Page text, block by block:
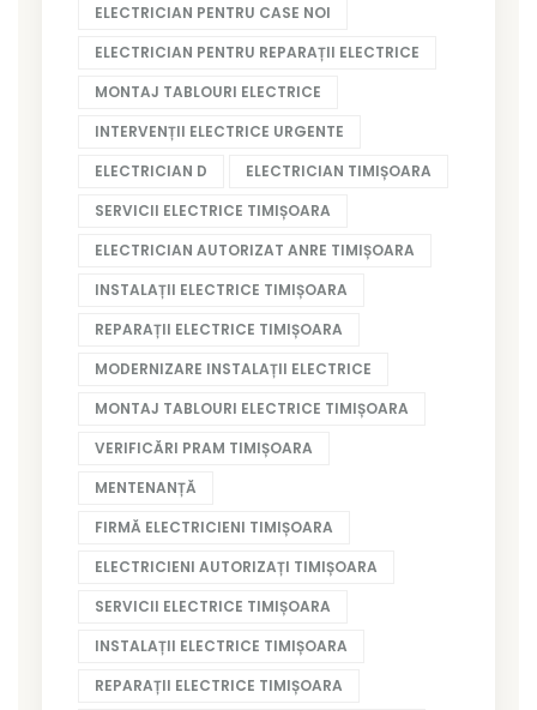
ELECTRICIAN PENTRU CASE NOI
ELECTRICIAN PENTRU REPARAȚII ELECTRICE
MONTAJ TABLOURI ELECTRICE
INTERVENȚII ELECTRICE URGENTE
ELECTRICIAN D
ELECTRICIAN TIMIȘOARA
SERVICII ELECTRICE TIMIȘOARA
ELECTRICIAN AUTORIZAT ANRE TIMIȘOARA
INSTALAȚII ELECTRICE TIMIȘOARA
REPARAȚII ELECTRICE TIMIȘOARA
MODERNIZARE INSTALAȚII ELECTRICE
MONTAJ TABLOURI ELECTRICE TIMIȘOARA
VERIFICĂRI PRAM TIMIȘOARA
MENTENANȚĂ
FIRMĂ ELECTRICIENI TIMIȘOARA
ELECTRICIENI AUTORIZAȚI TIMIȘOARA
SERVICII ELECTRICE TIMIȘOARA
INSTALAȚII ELECTRICE TIMIȘOARA
REPARAȚII ELECTRICE TIMIȘOARA